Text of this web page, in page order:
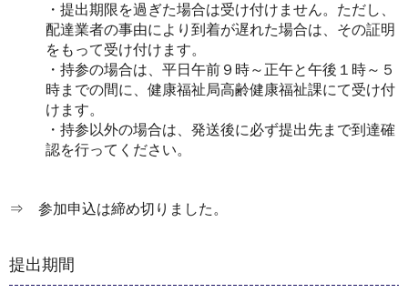
・提出期限を過ぎた場合は受け付けません。ただし、
配達業者の事由により到着が遅れた場合は、その証明
をもって受け付けます。
・持参の場合は、平日午前９時～正午と午後１時～５
時までの間に、健康福祉局高齢健康福祉課にて受け付
けます。
・持参以外の場合は、発送後に必ず提出先まで到達確
認を行ってください。
⇒ 参加申込は締め切りました。
提出期間